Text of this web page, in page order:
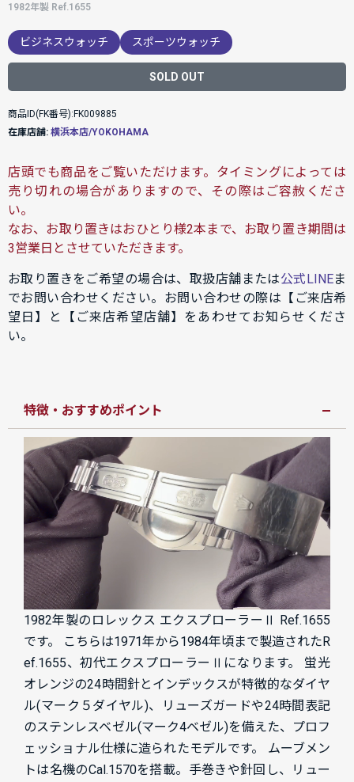
1982年製 Ref.1655
ビジネスウォッチ スポーツウォッチ
SOLD OUT
商品ID(FK番号):FK009885
在庫店舗: 横浜本店/YOKOHAMA
店頭でも商品をご覧いただけます。タイミングによっては
売り切れの場合がありますので、その際はご容赦くださ
い。
なお、お取り置きはおひとり様2本まで、お取り置き期間は
3営業日とさせていただきます。
お取り置きをご希望の場合は、取扱店舗または公式LINEま
でお問い合わせください。お問い合わせの際は【ご来店希
望日】と【ご来店希望店舗】をあわせてお知らせくださ
い。
特徴・おすすめポイント
1982年製のロレックス エクスプローラーⅡ Ref.1655
です。 こちらは1971年から1984年頃まで製造されたR
ef.1655、初代エクスプローラーⅡになります。 蛍光
オレンジの24時間針とインデックスが特徴的なダイヤ
ル(マーク５ダイヤル)、リューズガードや24時間表記
のステンレスベゼル(マーク4ベゼル)を備えた、プロフ
ェッショナル仕様に造られたモデルです。 ムーブメン
トは名機のCal.1570を搭載。手巻きや針回し、リュー